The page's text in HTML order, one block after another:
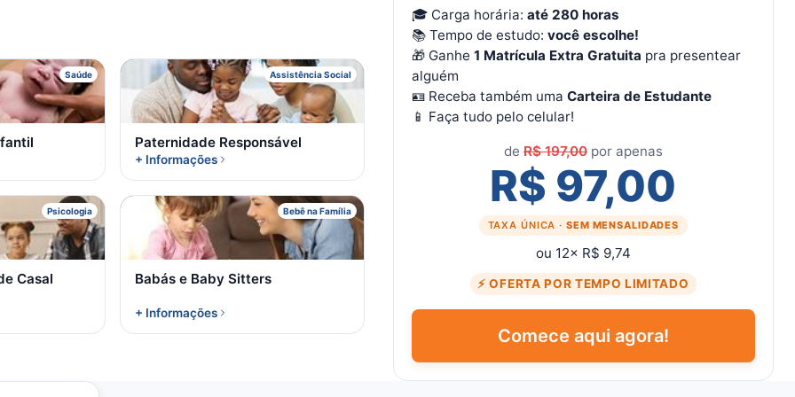
Saúde Assistência Social
P
Paternidade Responsável
+ Informações
Psicologia
Casal
Bebê na Família
B
Babás e Baby Sitters
+ Informações
🎓 Carga horária: até 280 horas
📚 Tempo de estudo: você escolhe!
🎁 Ganhe 1 Matrícula Extra Gratuita pra presentear
alguém
🪪 Receba também uma Carteira de Estudante
📱 Faça tudo pelo celular!
deR$ 197,00por apenas
R$ 97,00
TAXA ÚNICA · SEM MENSALIDADES
ou 12× R$ 9,74
⚡ OFERTA POR TEMPO LIMITADO
Comece aqui agora!